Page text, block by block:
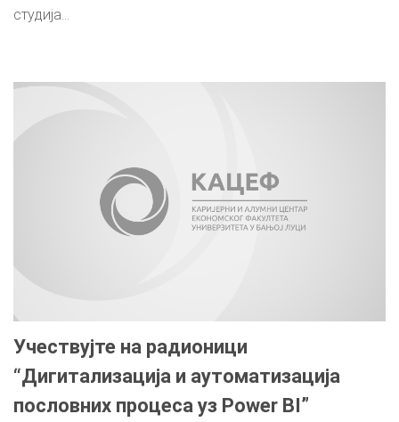
студија...
Учествујте на радионици
“Дигитализација и аутоматизација
пословних процеса уз Power BI”